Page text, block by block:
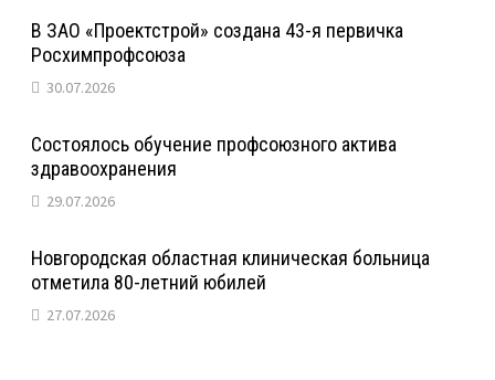
В ЗАО «Проектстрой» создана 43-я первичка
Росхимпрофсоюза
30.07.2026
Состоялось обучение профсоюзного актива
здравоохранения
29.07.2026
Новгородская областная клиническая больница
отметила 80-летний юбилей
27.07.2026